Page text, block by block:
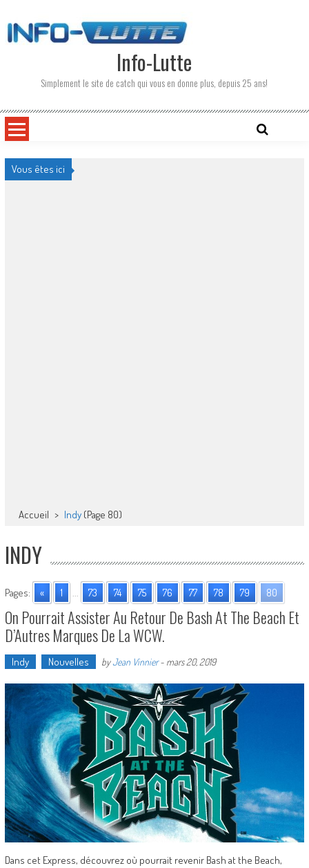
to
content
Info-Lutte
Simplement le site de catch qui vous en donne plus, depuis 25 ans!
Vous êtes ici
Accueil > Indy(Page 80)
INDY
Pages: « 1 ... 73 74 75 76 77 78 79 80
On Pourrait Assister Au Retour De Bash At The Beach Et
D’Autres Marques De La WCW.
Indy Nouvelles byJean Vinnier- mars 20, 2019
Dans cet Express, découvrez où pourrait revenir Bash at the Beach,